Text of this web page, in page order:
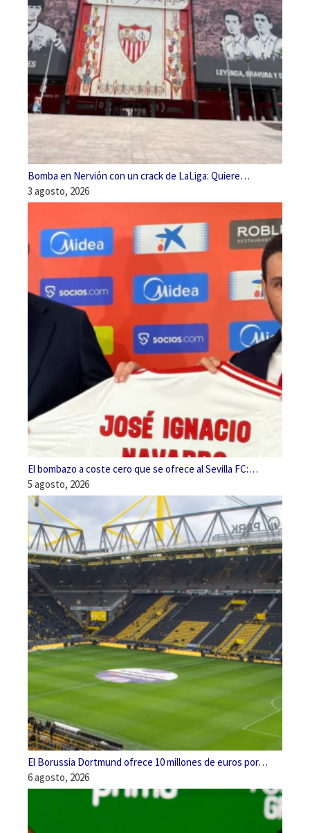
Bomba en Nervión con un crack de LaLiga: Quiere…
3 agosto, 2026
El bombazo a coste cero que se ofrece al Sevilla FC:…
5 agosto, 2026
El Borussia Dortmund ofrece 10 millones de euros por…
6 agosto, 2026